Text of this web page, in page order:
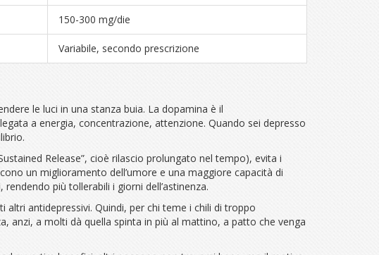
150-300 mg/die
Variabile, secondo prescrizione
le luci in una stanza buia. La dopamina è il
a energia, concentrazione, attenzione. Quando sei depresso
Release”, cioè rilascio prolungato nel tempo), evita i
un miglioramento dell’umore e una maggiore capacità di
più tollerabili i giorni dell’astinenza.
antidepressivi. Quindi, per chi teme i chili di troppo
anzi, a molti dà quella spinta in più al mattino, a patto che venga